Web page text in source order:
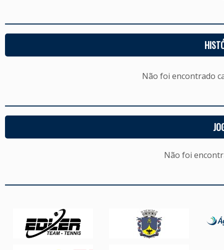
Não foi encontrado
Não foi